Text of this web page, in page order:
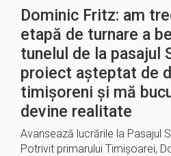
Dominic Fritz: am
etapă de turnare a
tunelul de la pasajul
proiect așteptat de
timișoreni și mă
devine realitate
Avansează lucrările la Pasajul
Potrivit primarului Timișoarei,